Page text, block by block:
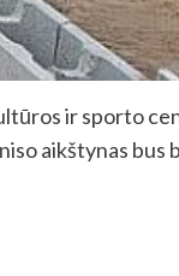
ir sporto
aikštynas bus